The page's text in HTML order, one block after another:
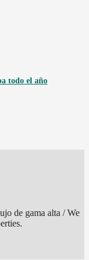
todo el año
de gama alta / We